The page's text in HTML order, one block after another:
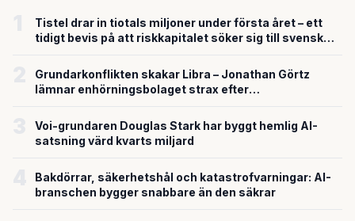
Tistel drar in tiotals miljoner under första året – ett
tidigt bevis på att riskkapitalet söker sig till svensk
Grundarkonflikten skakar Libra – Jonathan Görtz
lämnar enhörningsbolaget strax efter
Voi-grundaren Douglas Stark har byggt hemlig AI-
satsning värd kvarts miljard
Bakdörrar, säkerhetshål och katastrofvarningar: AI-
branschen bygger snabbare än den säkrar